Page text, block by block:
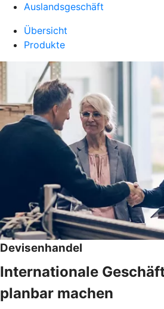
Auslandsgeschäft
Übersicht
Produkte
Devisenhandel
Internationale
planbar machen